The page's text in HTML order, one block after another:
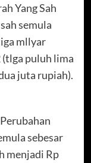
Yang Sah
semula
mllyar
puluh lima
juta rupiah).
sebesar
menjadi Rp